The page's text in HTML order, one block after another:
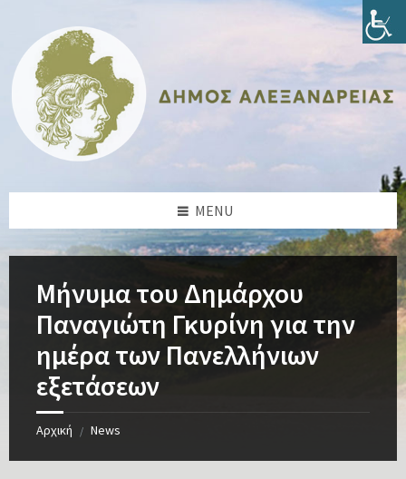
content
sidebar
sidebar
footer
MENU
Μήνυμα του Δημάρχου
Παναγιώτη Γκυρίνη για την
ημέρα των Πανελλήνιων
εξετάσεων
Αρχική / News